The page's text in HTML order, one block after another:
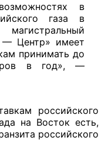
в
газа в
— Центр» имеет
принимать до
в год», —
российского
на Восток есть,
российского